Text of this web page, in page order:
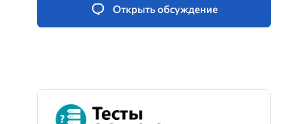
Открыть обсуждение